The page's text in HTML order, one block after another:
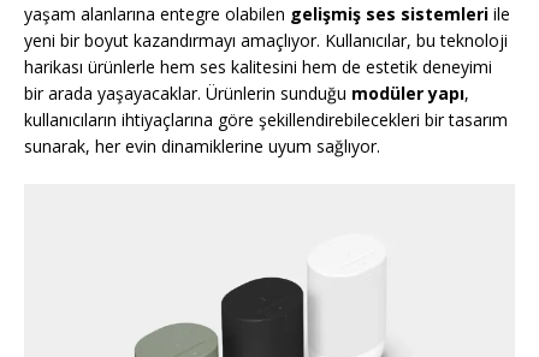
yaşam alanlarına entegre olabilen gelişmiş ses sistemleri ile
yeni bir boyut kazandırmayı amaçlıyor. Kullanıcılar, bu teknoloji
harikası ürünlerle hem ses kalitesini hem de estetik deneyimi
bir arada yaşayacaklar. Ürünlerin sunduğu modüler yapı,
kullanıcıların ihtiyaçlarına göre şekillendirebilecekleri bir tasarım
sunarak, her evin dinamiklerine uyum sağlıyor.